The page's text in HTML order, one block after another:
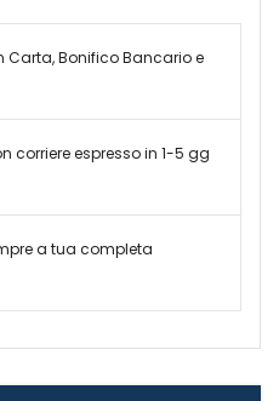
Carta, Bonifico Bancario e
corriere espresso in 1-5 gg
a tua completa